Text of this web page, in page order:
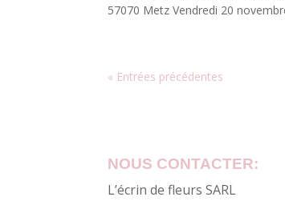
57070 Metz Vendredi 20
« Entrées précédentes
NOUS CONTACTER:
L’écrin de fleurs SARL